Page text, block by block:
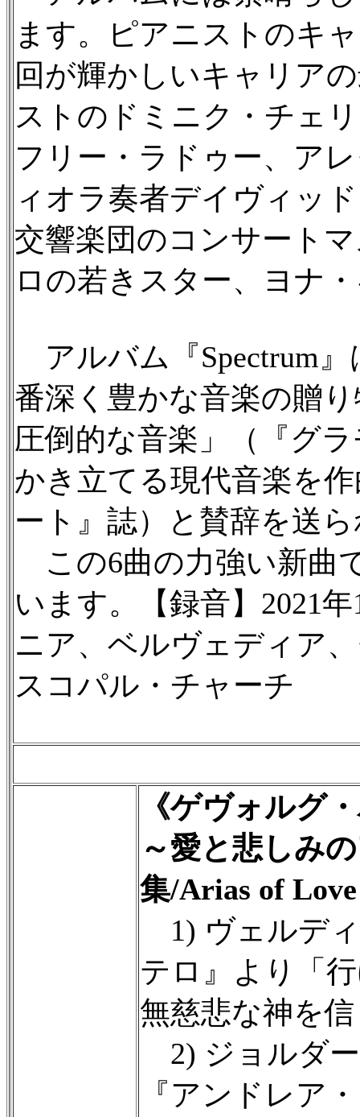
ます。ピアニストのキ
回が輝かしいキャリア
ストのドミニク・チェ
フリー・ラドゥー、ア
ィオラ奏者デイヴィッ
交響楽団のコンサート
ロの若きスター、ヨナ
アルバム『Spectrum
番深く豊かな音楽の贈
圧倒的な音楽」（『グ
かき立てる現代音楽を
ート』誌）と賛辞を送
この6曲の力強い新曲
います。【録音】2021
ニア、ベルヴェディア
スコパル・チャーチ
《ゲヴォルグ
～愛と悲しみ
集/Arias of
1) ヴェルデ
テロ』より「
無慈悲な神を
2) ジョルダ
『アンドレア